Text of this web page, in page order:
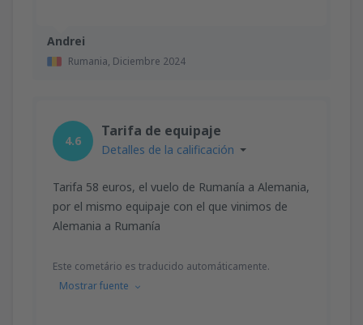
Andrei
Rumania, Diciembre 2024
4.6
Tarifa de equipaje
Detalles de la calificación
Tarifa 58 euros, el vuelo de Rumanía a Alemania,
por el mismo equipaje con el que vinimos de
Alemania a Rumanía
Este cometário es traducido automáticamente.
Mostrar fuente